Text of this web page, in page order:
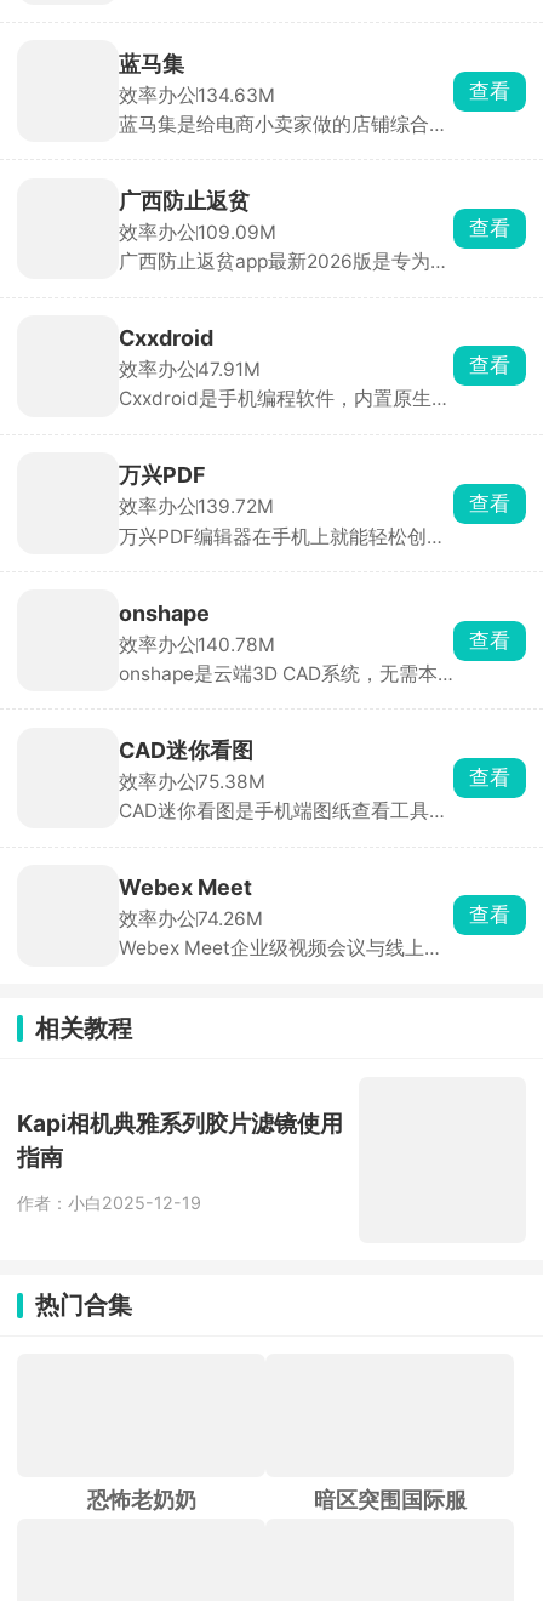
容，中英混讲也能识别，AI直接给谈话
精简总结，不用手动整理记录，并且本
地处理录音不上传，隐私性很好，文稿
可以直接导出保存。有免费试用时长，
蓝马集
效率办公134.63M
蓝马集是给电商小卖家做的店铺综合管
就能统一打理。可以直接从 1688 扒取
货源详情，批量上架铺货，一键改售
价、运费。手机电脑消息互通，出门也
能回复买家消息。
查看
广西防止返贫
效率办公109.09M
广西防止返贫app最新2026版是专为广
需求，线下走访，在线登记管理。在广
西防止返贫app上可以第一时间及时了
解到最新的帮付政策，以便线下快速的
开展脱贫工作。
查看
Cxxdroid
效率办公47.91M
Cxxdroid是手机编程软件，内置原生编
还可以尝试写简单图形项目。想要扩展
功能直接一键安装各类代码库，还自带
交互终端，小段代码立刻测试。
查看
万兴PDF
效率办公139.72M
万兴PDF编辑器在手机上就能轻松创
工作效率。万兴PDF软件兼容性很强，
几乎支持所有关于pdf的功能，在手机
上分类管理pdf文件，为办公提供更多
的便捷。
查看
onshape
效率办公140.78M
onshape是云端3D CAD系统，无需本
导出 STL、STEP 等格式用于 3D 打印
和工程交流。操作手势简洁，免费版即
可满足基础建模需求。
查看
CAD迷你看图
效率办公75.38M
CAD迷你看图是手机端图纸查看工具，
示。支持测量距离、面积，还能添加批
注标记内容。图纸可以导出成图片或
PDF，也能直接打印，同时自带云空间
方便文件同步分享。很适合建筑、机械
查看
Webex Meet
效率办公74.26M
Webex Meet企业级视频会议与线上协
流畅，免费版单次40分钟，点链接就能
进，也支持电话拨入，跨国会议无障
查看
相关教程
Kapi相机典雅系列胶片滤镜使用
指南
作者：小白2025-12-19
热门合集
恐怖老奶奶 暗区突围国际服